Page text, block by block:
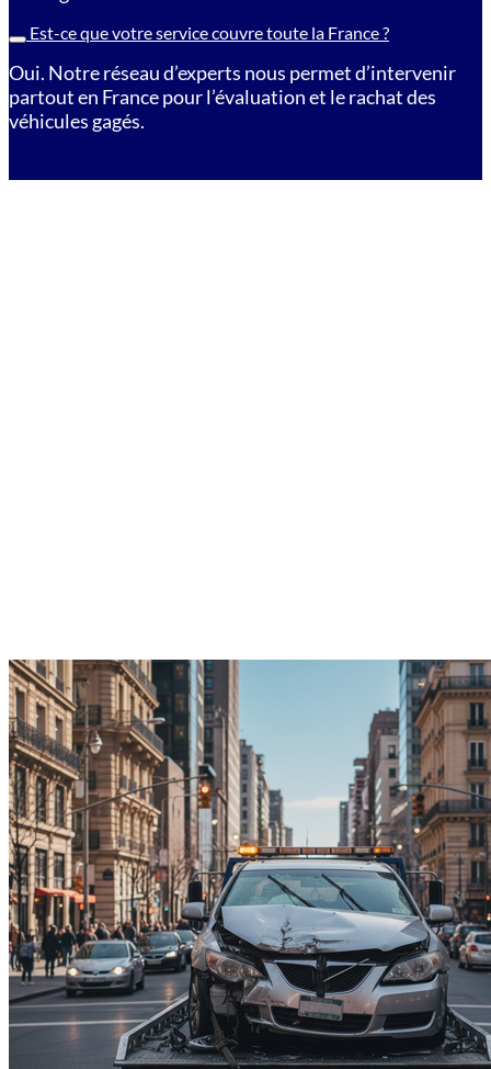
Est-ce que votre service couvre toute la France ?
Oui. Notre réseau d’experts nous permet d’intervenir
partout en France pour l’évaluation et le rachat des
véhicules gagés.